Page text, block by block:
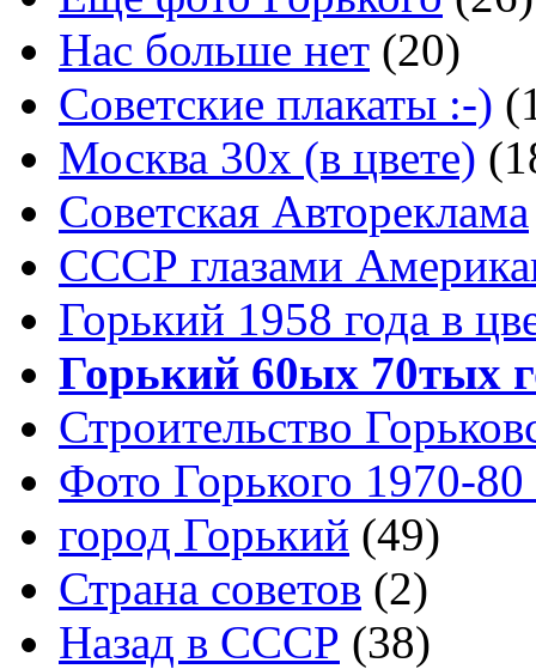
Нас больше нет (20)
Советские плакаты :-)
Москва 30x (в цвете)
Советская Автореклама
СССР глазами
Горький 1958 года в
Горький 60ых 70тых
Строительство
Фото Горького 1970-80
город Горький (49)
Страна советов (2)
Назад в СССР (38)